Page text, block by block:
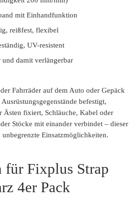
mit Einhandfunktion
reißfest, flexibel
UV-resistent
und damit verlängerbar
Fahrräder auf dem Auto oder Gepäck
befestigt,
Ästen fixiert, Schläuche, Kabel oder
Stöcke mit einander verbindet – dieser
unbegrenzte Einsatzmöglichkeiten.
für Fixplus Strap
4er Pack